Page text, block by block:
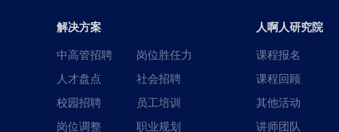
解决方案
中高管招聘 岗位胜任力
人才盘点 社会招聘
校园招聘 员工培训
岗位调整 职业规划
人啊人研究院
课程报名
课程回顾
其他活动
讲师团队